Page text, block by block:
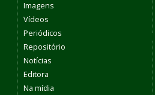
Imagens
Vídeos
Periódicos
Repositório
Notícias
Editora
Na mídia